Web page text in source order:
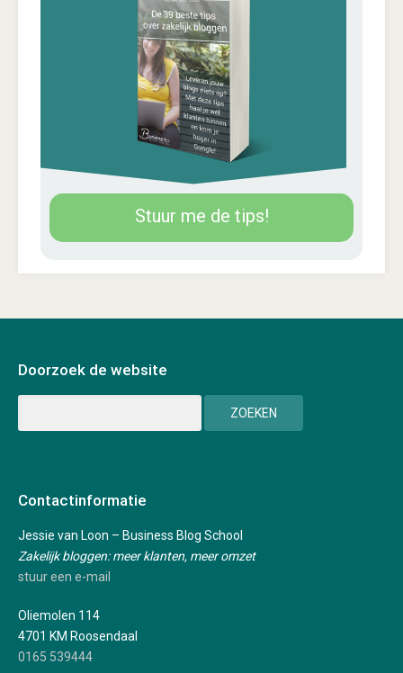
Stuur me de tips!
Doorzoek de website
Contactinformatie
Jessie van Loon – Business Blog School
Zakelijk bloggen: meer klanten, meer omzet
stuur een e-mail
Oliemolen 114
4701 KM Roosendaal
0165 539444